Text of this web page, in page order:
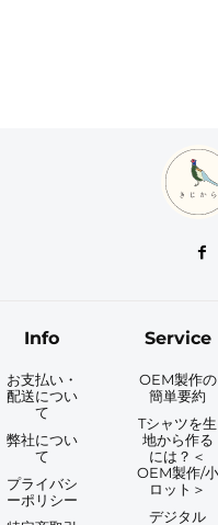
Info
お支払い・
配送につい
て
弊社につい
て
プライバシ
ーポリシー
Service
OEM製作の
簡単要約
Tシャツを生
地から作る
には？＜
OEM製作/小
ロット＞
デジタル